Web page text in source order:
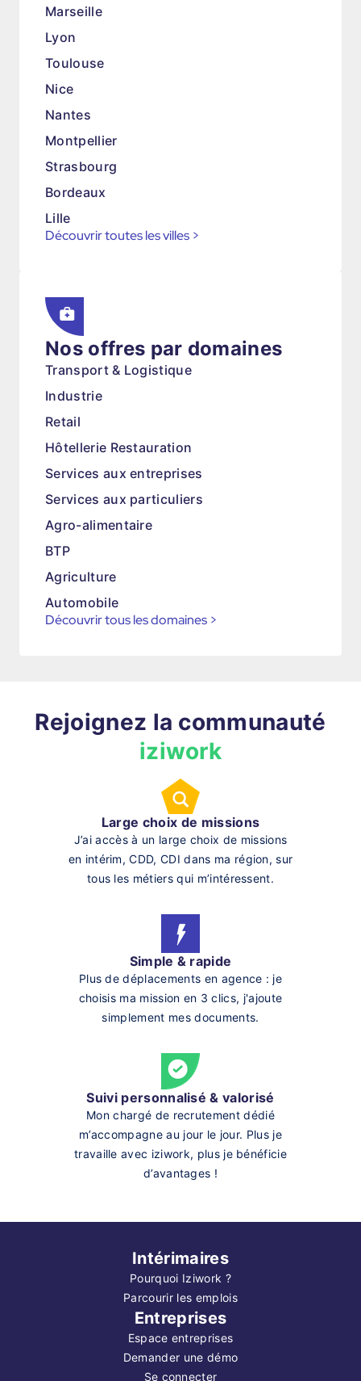
Marseille
Lyon
Toulouse
Nice
Nantes
Montpellier
Strasbourg
Bordeaux
Lille
Découvrir toutes les villes >
Nos offres par domaines
Transport & Logistique
Industrie
Retail
Hôtellerie Restauration
Services aux entreprises
Services aux particuliers
Agro-alimentaire
BTP
Agriculture
Automobile
Découvrir tous les domaines >
Rejoignez la communauté
iziwork
Large choix de missions
J’ai accès à un large choix de missions
en intérim, CDD, CDI dans ma région, sur
tous les métiers qui m’intéressent.
Simple & rapide
Plus de déplacements en agence : je
choisis ma mission en 3 clics, j'ajoute
simplement mes documents.
Suivi personnalisé & valorisé
Mon chargé de recrutement dédié
m’accompagne au jour le jour. Plus je
travaille avec iziwork, plus je bénéficie
d’avantages !
Intérimaires
Pourquoi Iziwork ?
Parcourir les emplois
Entreprises
Espace entreprises
Demander une démo
Se connecter